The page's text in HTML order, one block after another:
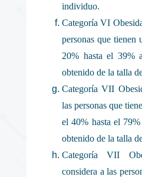
individuo.
Categoría VI
personas que tienen
20% hasta el 39%
obtenido de la talla
Categoría VII
las personas que
el 40% hasta el
obtenido de la talla
Categoría VII
considera a las